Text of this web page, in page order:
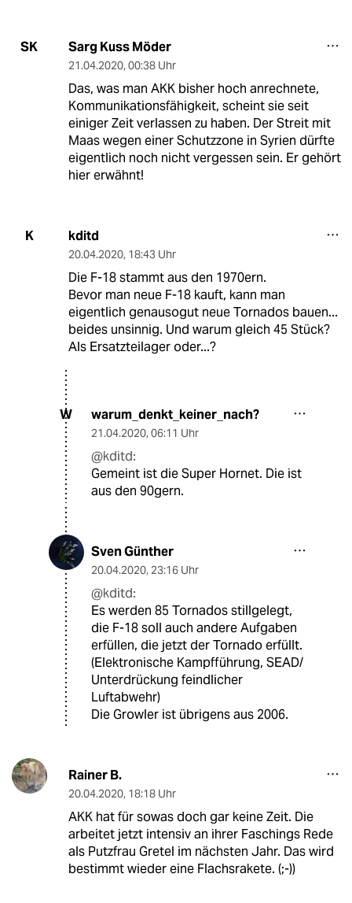
SK Sarg Kuss Möder
21.04.2020, 00:38 Uhr
Das, was man AKK bisher hoch anrechnete,
Kommunikationsfähigkeit, scheint sie seit
einiger Zeit verlassen zu haben. Der Streit mit
Maas wegen einer Schutzzone in Syrien dürfte
eigentlich noch nicht vergessen sein. Er gehört
hier erwähnt!
K kditd
20.04.2020, 18:43 Uhr
Die F-18 stammt aus den 1970ern.
Bevor man neue F-18 kauft, kann man
eigentlich genausogut neue Tornados bauen...
beides unsinnig. Und warum gleich 45 Stück?
Als Ersatzteilager oder...?
W warum_denkt_keiner_nach?
21.04.2020, 06:11 Uhr
@kditd:
Gemeint ist die Super Hornet. Die ist
aus den 90gern.
Sven Günther
20.04.2020, 23:16 Uhr
@kditd:
Es werden 85 Tornados stillgelegt,
die F-18 soll auch andere Aufgaben
erfüllen, die jetzt der Tornado erfüllt.
(Elektronische Kampfführung, SEAD/
Unterdrückung feindlicher
Luftabwehr)
Die Growler ist übrigens aus 2006.
Rainer B.
20.04.2020, 18:18 Uhr
AKK hat für sowas doch gar keine Zeit. Die
arbeitet jetzt intensiv an ihrer Faschings Rede
als Putzfrau Gretel im nächsten Jahr. Das wird
bestimmt wieder eine Flachsrakete. (;-))